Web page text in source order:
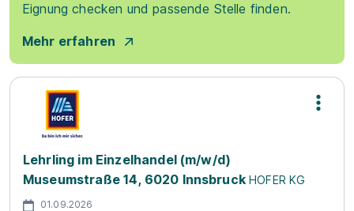
Eignung checken und passende Stelle finden.
Mehr erfahren
Lehrling im Einzelhandel (m/w/d)
Museumstraße 14, 6020 Innsbruck HOFER KG
01.09.2026